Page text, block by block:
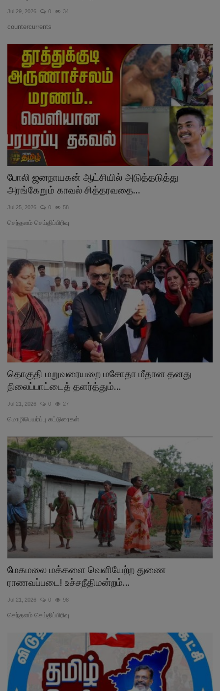
சந்தா
Language
English Tamil
Jul 29, 2026 0 34
countercurrents
போலி ஜனநாயகன் ஆட்சியில் அடுத்தடுத்து
அரங்கேறும் காவல் சித்தரவதை...
Jul 25, 2026 0 58
செந்தளம் செய்திப்பிரிவு
தொகுதி மறுவரையறை மசோதா மீதான தனது
நிலைப்பாட்டைத் தளர்த்தும்...
Jul 21, 2026 0 27
மொழிபெயர்ப்பு கட்டுரைகள்
மேகமலை மக்களை வெளியேற்ற துணை
ராணவப்படை! உச்சநீதிமன்றம்...
Jul 21, 2026 0 98
செந்தளம் செய்திப்பிரிவு